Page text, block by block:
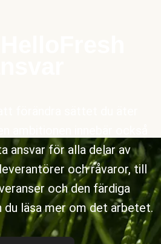
ansvar för alla delar av
och råvaror, till
och den färdiga
du läsa mer om det arbetet.